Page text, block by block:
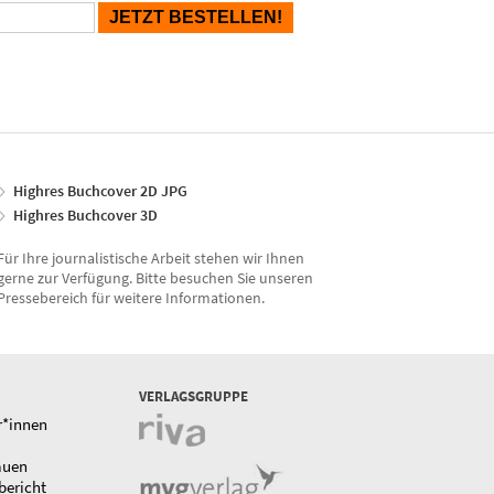
Highres Buchcover 2D JPG
Highres Buchcover 3D
Ihre journalistische Arbeit stehen wir Ihnen
zur Verfügung. Bitte besuchen Sie unseren
für weitere Informationen.
VERLAGSGRUPPE